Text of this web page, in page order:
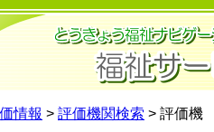
情報 > 評価機関検索 > 評価機